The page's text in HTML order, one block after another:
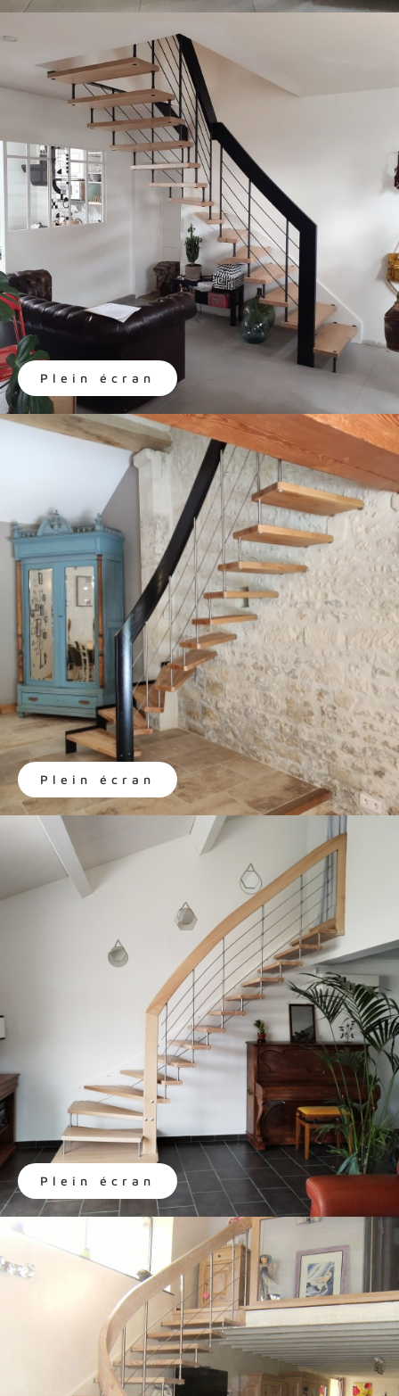
Plein écran
Plein écran
Plein écran